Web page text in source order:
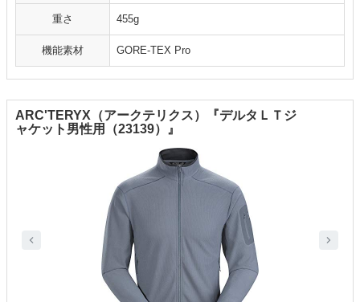
重さ 455g
機能素材 GORE-TEX Pro
ARC'TERYX（アークテリクス）『デルタＬＴジ
ャケット男性用（23139）』